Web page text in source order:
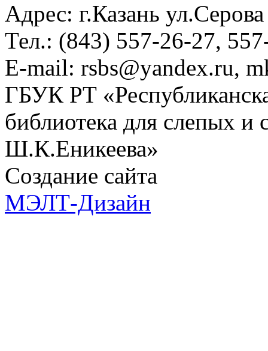
Адрес: г.Казань
Тел.: (843) 557-26-27,
E-mail: rsbs@yandex.ru,
ГБУК РТ
библиотека для слепых
Ш.К.Еникеева»
Создание сайта
МЭЛТ-Дизайн